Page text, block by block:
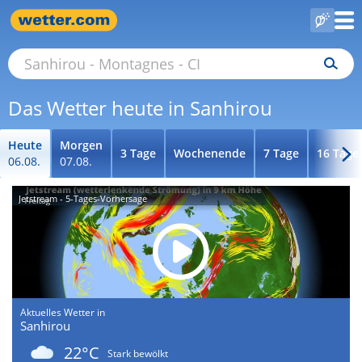
Das Wetter heute in Sanhirou
Heute
06.08.
Morgen
07.08.
3 Tage Wochenende 7 Tage 16 Tage
Jetstream - 5-Tages-Vorhersage
Aktuelles Wetter in
Sanhirou
22°C
Stark bewölkt